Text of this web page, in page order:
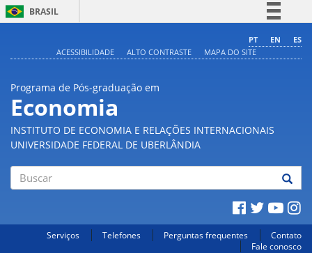
BRASIL
Comunica BR
PT EN
ES
ACESSIBILIDADE
ALTO CONTRASTE MAPA DO SITE
Programa de Pós-graduação em
Economia
INSTITUTO DE ECONOMIA E RELAÇÕES INTERNACIONAIS
UNIVERSIDADE FEDERAL DE UBERLÂNDIA
Serviços Telefones Perguntas frequentes
Contato
Fale conosco